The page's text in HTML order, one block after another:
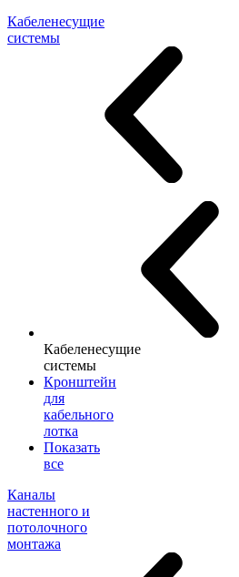
Кабеленесущие
системы
Кабеленесущие
системы
Кронштейн
для
кабельного
лотка
Показать
все
Каналы
настенного и
потолочного
монтажа